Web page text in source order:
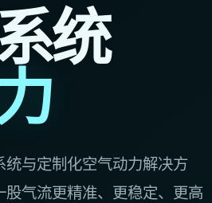
统
与定制化空气动力解决方
气流更精准、更稳定、更高